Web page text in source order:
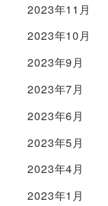
2023年11月
2023年10月
2023年9月
2023年7月
2023年6月
2023年5月
2023年4月
2023年1月